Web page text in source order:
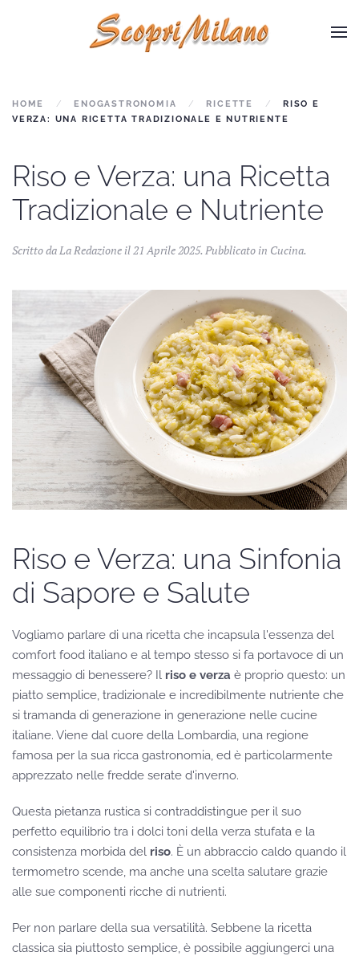
Skip to main content
HOME ENOGASTRONOMIA RICETTE
RISO E
VERZA: UNA RICETTA TRADIZIONALE E NUTRIENTE
Riso e Verza: una Ricetta
Tradizionale e Nutriente
Scritto da La Redazione il21 Aprile 2025. Pubblicato in Cucina.
Riso e Verza: una Sinfonia
di Sapore e Salute
Vogliamo parlare di una ricetta che incapsula l'essenza del
comfort food italiano e al tempo stesso si fa portavoce di un
messaggio di benessere? Il riso e verza è proprio questo: un
piatto semplice, tradizionale e incredibilmente nutriente che
si tramanda di generazione in generazione nelle cucine
italiane. Viene dal cuore della Lombardia, una regione
famosa per la sua ricca gastronomia, ed è particolarmente
apprezzato nelle fredde serate d'inverno.
Questa pietanza rustica si contraddistingue per il suo
perfetto equilibrio tra i dolci toni della verza stufata e la
consistenza morbida del riso. È un abbraccio caldo quando il
termometro scende, ma anche una scelta salutare grazie
alle sue componenti ricche di nutrienti.
Per non parlare della sua versatilità. Sebbene la ricetta
classica sia piuttosto semplice, è possibile aggiungerci una